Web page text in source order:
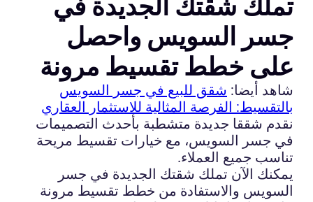
تملك شقتك الجديدة في
جسر السويس واحصل
على خطط تقسيط مرونة
شاهد أيضا: شقق للبيع في جسر السويس
بالتقسيط: الفرصة المثالية للاستثمار العقاري
نقدم شققا جديدة متشطبة بأحدث التصميمات
في جسر السويس، مع خيارات تقسيط مريحة
تناسب جميع العملاء.
يمكنك الآن تملك شقتك الجديدة في جسر
السويس والاستفادة من خطط تقسيط مرونة